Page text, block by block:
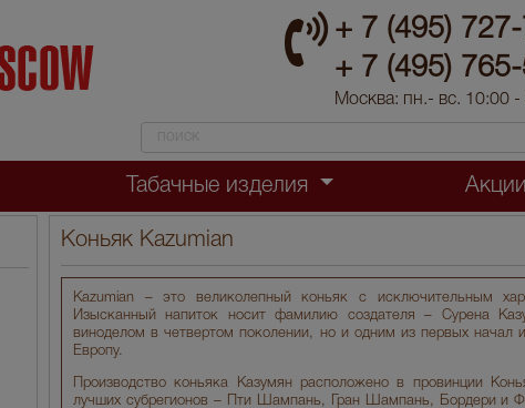
+ 7 (495)
+ 7 (495)
Москва: пн.- вс. 10:00 -
Табачные изделия
Коньяк Kazumian
Kazumian – это великолепный коньяк с исключительным
Изысканный напиток носит фамилию создателя – Сурена
виноделом в четвертом поколении, но и одним из первых начал
Европу.
Производство коньяка Казумян расположено в провинции
лучших субрегионов – Пти Шампань, Гран Шампань, Бордери и